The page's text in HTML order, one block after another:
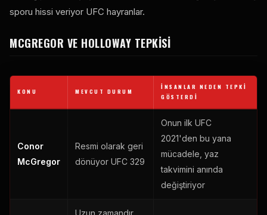
sporu hissi veriyor UFC hayranlar.
MCGREGOR VE HOLLOWAY TEPKISI
KONU MEVCUT DURUM
İNSANLAR NEDEN TEPKI
GÖSTERDI
Conor
McGregor
Resmi olarak geri
dönüyor UFC 329
Onun ilk UFC
2021'den bu yana
mücadele, yaz
takvimini anında
değiştiriyor
Uzun zamandır